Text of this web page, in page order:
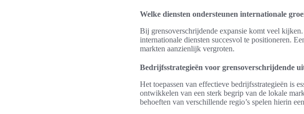
Welke diensten ondersteunen internationale
Bij grensoverschrijdende expansie komt veel
internationale diensten succesvol te positioneren.
markten aanzienlijk vergroten.
Bedrijfsstrategieën voor grensoverschrijdende
Het toepassen van effectieve bedrijfsstrategieën is
ontwikkelen van een sterk begrip van de lokale
behoeften van verschillende regio’s spelen hierin